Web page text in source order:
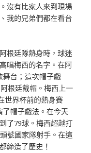
沒有比家人來到現場
我的兄弟們都在看台
根廷隊熱身時，球迷
唱梅西的名字。在阿
舞台；這次帽子戲
根廷戴帽。梅西上一
世界杯前的熱身賽
帽子戲法。在今天
了79球。梅西超越打
號國家隊射手。在這
締造了歷史！